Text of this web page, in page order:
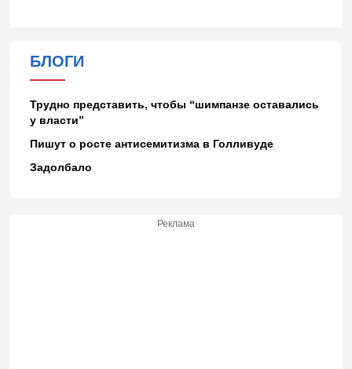
БЛОГИ
Трудно представить, чтобы “шимпанзе оставались
у власти”
Пишут о росте антисемитизма в Голливуде
Задолбало
Реклама